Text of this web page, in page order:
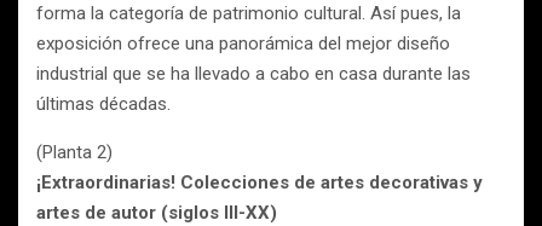
forma la categoría de patrimonio cultural. Así pues, la
exposición ofrece una panorámica del mejor diseño
industrial que se ha llevado a cabo en casa durante las
últimas décadas.
(Planta 2)
¡Extraordinarias! Colecciones de artes decorativas y
artes de autor (siglos III-XX)